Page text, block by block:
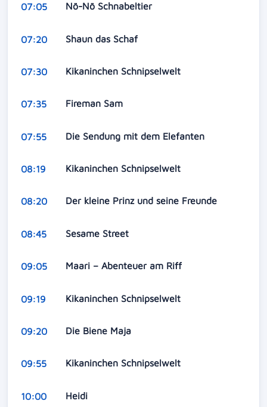
07:05 Nö-Nö Schnabeltier
07:20 Shaun das Schaf
07:30 Kikaninchen Schnipselwelt
07:35 Fireman Sam
07:55 Die Sendung mit dem Elefanten
08:19 Kikaninchen Schnipselwelt
08:20 Der kleine Prinz und seine Freunde
08:45 Sesame Street
09:05 Maari – Abenteuer am Riff
09:19 Kikaninchen Schnipselwelt
09:20 Die Biene Maja
09:55 Kikaninchen Schnipselwelt
10:00 Heidi